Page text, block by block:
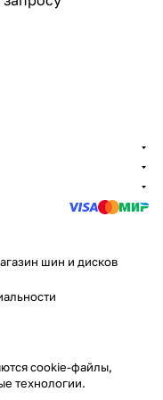
шин и дисков
cookie-файлы,
технологии.